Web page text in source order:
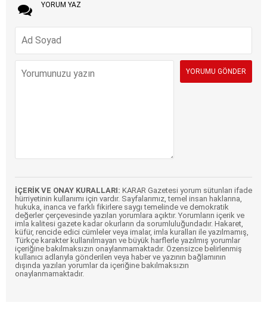
YORUM YAZ
İÇERİK VE ONAY KURALLARI: KARAR Gazetesi yorum sütunları ifade
hürriyetinin kullanımı için vardır. Sayfalarımız, temel insan haklarına,
hukuka, inanca ve farklı fikirlere saygı temelinde ve demokratik
değerler çerçevesinde yazılan yorumlara açıktır. Yorumların içerik ve
imla kalitesi gazete kadar okurların da sorumluluğundadır. Hakaret,
küfür, rencide edici cümleler veya imalar, imla kuralları ile yazılmamış,
Türkçe karakter kullanılmayan ve büyük harflerle yazılmış yorumlar
içeriğine bakılmaksızın onaylanmamaktadır. Özensizce belirlenmiş
kullanıcı adlarıyla gönderilen veya haber ve yazının bağlamının
dışında yazılan yorumlar da içeriğine bakılmaksızın
onaylanmamaktadır.